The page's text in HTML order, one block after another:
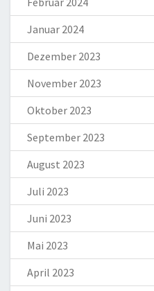
Januar 2024
Dezember 2023
November 2023
Oktober 2023
September 2023
August 2023
Juli 2023
Juni 2023
Mai 2023
April 2023